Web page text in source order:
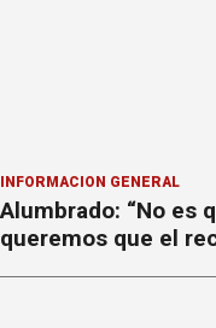
INFORMACION GENERAL
Alumbrado: “No es
queremos que el